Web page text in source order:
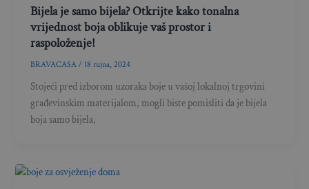
Bijela je samo bijela? Otkrijte kako tonalna
vrijednost boja oblikuje vaš prostor i
raspoloženje!
BRAVACASA/ 18 rujna, 2024
Stojeći pred izborom uzoraka boje u vašoj lokalnoj trgovini
građevinskim materijalom, mogli biste pomisliti da je bijela
boja samo bijela,